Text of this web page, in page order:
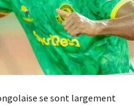
se sont largement